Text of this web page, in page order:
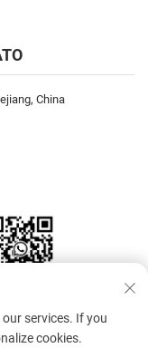
China
LTD Todos os direitos
services. If you
cookies.